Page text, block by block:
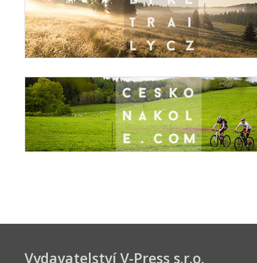
Vydavatelství V-Press s.r.o.